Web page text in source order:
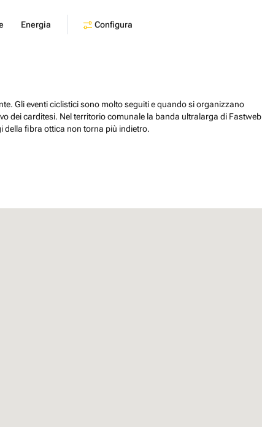
Energia Configura
Gli eventi ciclistici sono molto seguiti e quando si organizzano
dei carditesi. Nel territorio comunale la banda ultralarga di Fastweb
della fibra ottica non torna più indietro.